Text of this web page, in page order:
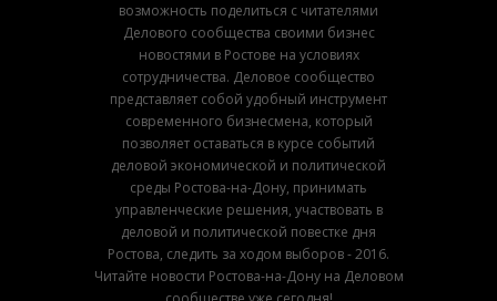
возможность поделиться с читателями
Делового сообщества своими бизнес
новостями в Ростове на условиях
сотрудничества. Деловое сообщество
представляет собой удобный инструмент
современного бизнесмена, который
позволяет оставаться в курсе событий
деловой экономической и политической
среды Ростова-на-Дону, принимать
управленческие решения, участвовать в
деловой и политической повестке дня
Ростова, следить за ходом выборов - 2016.
Читайте новости Ростова-на-Дону на Деловом